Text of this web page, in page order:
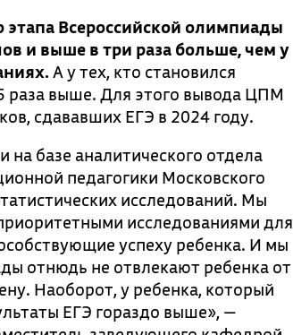
Всероссийской олимпиады
и выше в три раза больше, чем у
А у тех, кто становился
раза выше. Для этого вывода ЦПМ
сдававших ЕГЭ в 2024 году.
базе аналитического отдела
педагогики Московского
исследований. Мы
исследованиями для
успеху ребенка. И мы
отнюдь не отвлекают ребенка от
Наоборот, у ребенка, который
ЕГЭ гораздо выше», —